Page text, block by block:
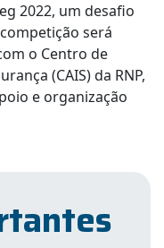
2022, um desafio
será
o Centro de
(CAIS) da RNP,
e organização